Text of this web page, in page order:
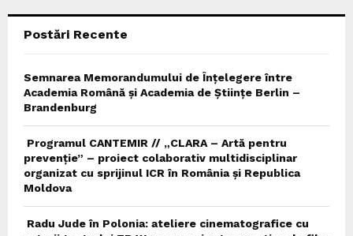
Postări Recente
Semnarea Memorandumului de Înțelegere între
Academia Română și Academia de Științe Berlin –
Brandenburg
Programul CANTEMIR // „CLARA – Artă pentru
prevenție” – proiect colaborativ multidisciplinar
organizat cu sprijinul ICR în România și Republica
Moldova
Radu Jude în Polonia: ateliere cinematografice cu